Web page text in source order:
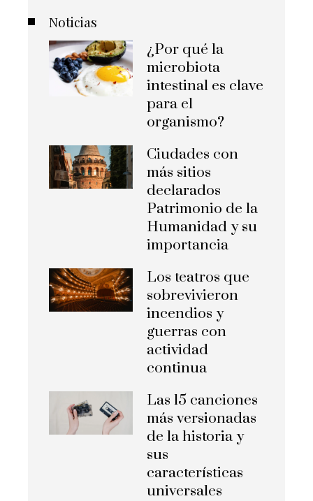
Noticias
¿Por qué la
microbiota
intestinal es clave
para el
organismo?
Ciudades con
más sitios
declarados
Patrimonio de la
Humanidad y su
importancia
Los teatros que
sobrevivieron
incendios y
guerras con
actividad
continua
Las 15 canciones
más versionadas
de la historia y
sus
características
universales